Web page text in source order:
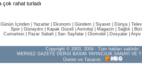
çok rahat turladı
Günün İçinden Yazarlar Ekonomi Gündem Siyaset Dünya |
Spor
Günaydın Kapak Güzeli Astroloji Magazin Sağlık
Cumartesi
Pazar Sabah Sarı Sayfalar Otomobil Dosyalar Arşiv
Copyright © 2003, 2004 - Tüm hakları saklıdır.
MERKEZ GAZETE DERGİ BASIM YAYINCILIK SANAYİ VE
Üretim ve Tasarım